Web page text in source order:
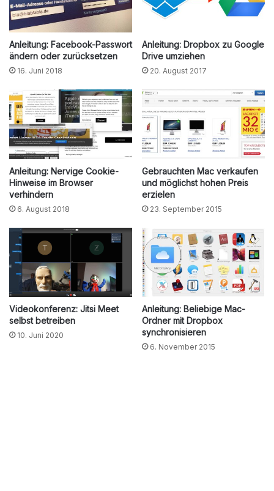
Anleitung: Facebook-Passwort
ändern oder zurücksetzen
16. Juni 2018
Anleitung: Dropbox zu Google
Drive umziehen
20. August 2017
Anleitung: Nervige Cookie-
Hinweise im Browser
verhindern
6. August 2018
Gebrauchten Mac verkaufen
und möglichst hohen Preis
erzielen
23. September 2015
Videokonferenz: Jitsi Meet
selbst betreiben
10. Juni 2020
Anleitung: Beliebige Mac-
Ordner mit Dropbox
synchronisieren
6. November 2015